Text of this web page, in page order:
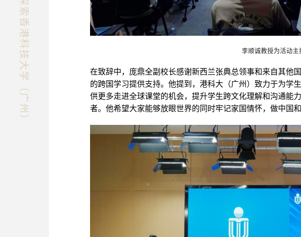
快速探索香港科技大学（广州） 李顺诚教授为活动主
在致辞中，庞鼎全副校长感谢新西兰张典总领事和来自其他
的跨国学习提供支持。他提到，港科大（广州）致力于为学
供更多走进全球课堂的机会，提升学生跨文化理解和沟通能
者。他希望大家能够放眼世界的同时牢记家国情怀，做中国